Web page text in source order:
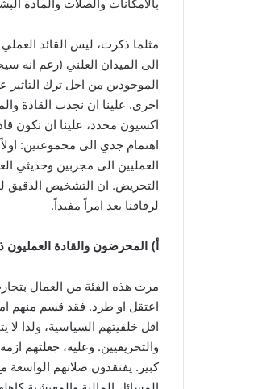
بالامكانات والصلات والمادة
مثلما ذكرت، ليس القائد
الى الميدان العلني (رغم انه
الموجودين من اجل ترك
اخرى. علينا ان نجذب القادة
اكسيون محدد، علينا ان نكون
اهتمام جدي الى مجموعتين:
العمليين الى مجربين وحديثي
التحريض. ان التشخيص الدقيق
لرفاقنا يعد امراً مفيداً.
أ‌) المحرضون والقادة العمليون
مرت هذه الفئة من العمال
اعتقل او طرد. فقد قسم منهم
اقل خلفيتهم السياسية، ولذا لا
والتحريفيين. وعليه، جعلتهم
كبير. يفتقدون صلاتهم